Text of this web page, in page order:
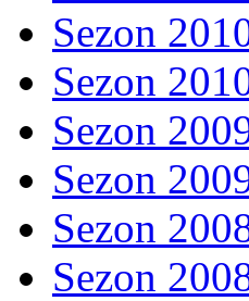
Sezon
Sezon
Sezon
Sezon
Sezon
Sezon